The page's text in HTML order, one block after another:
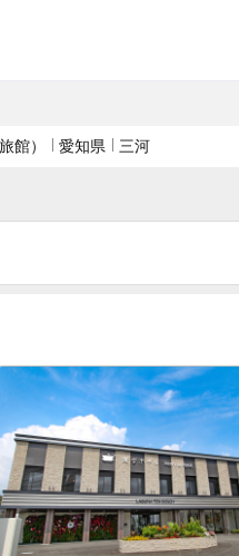
館） 愛知県 三河